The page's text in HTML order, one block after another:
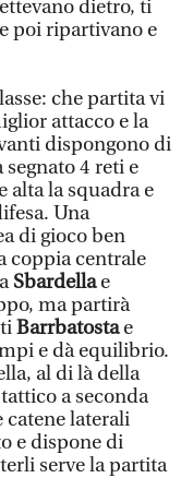
dietro, ti
poi ripartivano e
che partita vi
attacco e la
dispongono di
segnato 4 reti e
alta la squadra e
Una
di gioco ben
coppia centrale
Sbardellae
ma partirà
Barrbatostae
e dà equilibrio.
al di là della
a seconda
catene laterali
e dispone di
serve la partita